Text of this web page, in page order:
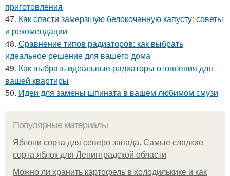
приготовления
47. Как спасти замерзшую белокочанную капусту: советы
и рекомендации
48. Сравнение типов радиаторов: как выбрать
идеальное решение для вашего дома
49. Как выбрать идеальные радиаторы отопления для
вашей квартиры
50. Идеи для замены шпината в вашем любимом смузи
Популярные материалы
Яблони сорта для северо запада. Самые сладкие
сорта яблок для Ленинградской области
Можно ли хранить картофель в холодилькике и как